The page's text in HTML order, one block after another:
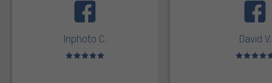
Inphoto C.
Valoración media: 5 de 5
David V.
Valoración